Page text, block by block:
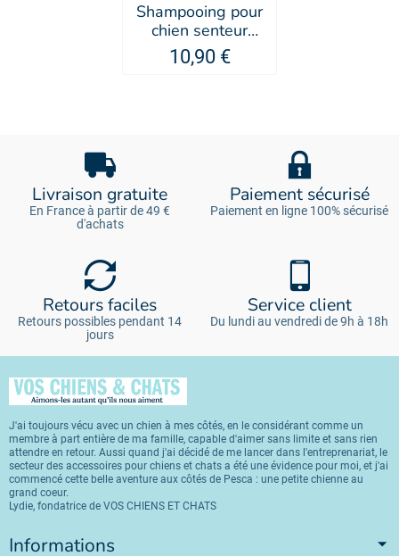
Shampooing pour
chien senteur
Malabar -
MORGAN
10,90 €
Livraison gratuite
En France à partir de 49 €
d'achats
Paiement sécurisé
Paiement en ligne 100% sécurisé
Retours faciles
Retours possibles pendant 14
jours
Service client
Du lundi au vendredi de 9h à 18h
J'ai toujours vécu avec un chien à mes côtés, en le considérant comme un
membre à part entière de ma famille, capable d'aimer sans limite et sans rien
attendre en retour. Aussi quand j'ai décidé de me lancer dans l'entreprenariat, le
secteur des accessoires pour chiens et chats a été une évidence pour moi, et j'ai
commencé cette belle aventure aux côtés de Pesca : une petite chienne au
grand coeur.
Lydie, fondatrice de VOS CHIENS ET CHATS
Informations